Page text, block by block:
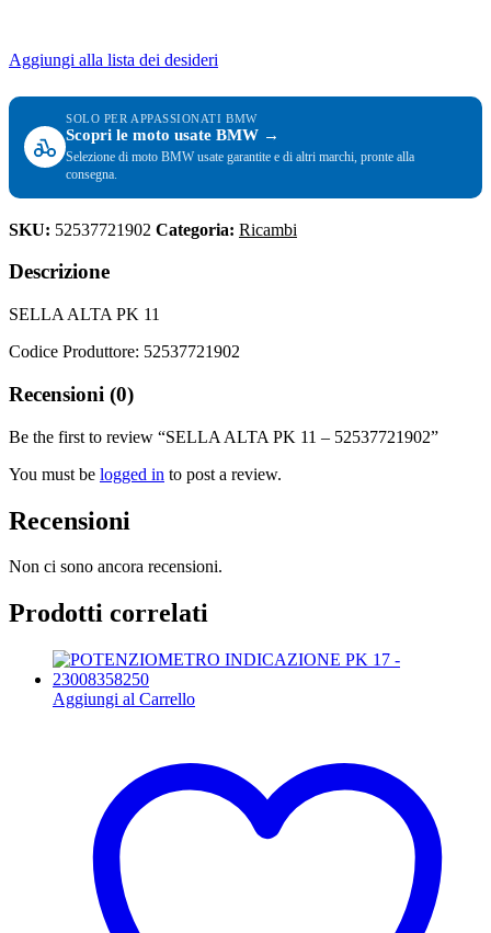
Aggiungi alla lista dei desideri
SOLO PER APPASSIONATI BMW
Scopri le moto usate BMW →
Selezione di moto BMW usate garantite e di altri marchi, pronte alla
consegna.
SKU: 52537721902 Categoria: Ricambi
Descrizione
SELLA ALTA PK 11
Codice Produttore: 52537721902
Recensioni (0)
Be the first to review “SELLA ALTA PK 11 – 52537721902”
You must be logged in to post a review.
Recensioni
Non ci sono ancora recensioni.
Prodotti correlati
Aggiungi al Carrello